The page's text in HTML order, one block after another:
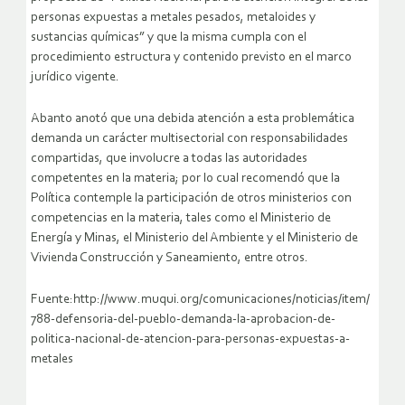
personas expuestas a metales pesados, metaloides y
sustancias químicas” y que la misma cumpla con el
procedimiento estructura y contenido previsto en el marco
jurídico vigente.
Abanto anotó que una debida atención a esta problemática
demanda un carácter multisectorial con responsabilidades
compartidas, que involucre a todas las autoridades
competentes en la materia; por lo cual recomendó que la
Política contemple la participación de otros ministerios con
competencias en la materia, tales como el Ministerio de
Energía y Minas, el Ministerio del Ambiente y el Ministerio de
Vivienda Construcción y Saneamiento, entre otros.
Fuente:http://www.muqui.org/comunicaciones/noticias/item/
788-defensoria-del-pueblo-demanda-la-aprobacion-de-
politica-nacional-de-atencion-para-personas-expuestas-a-
metales